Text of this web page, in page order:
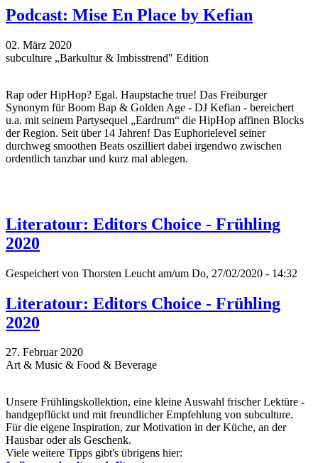
Podcast: Mise En Place by Kefian
02. März 2020
subculture „Barkultur & Imbisstrend" Edition
Rap oder HipHop? Egal. Haupstache true! Das Freiburger
Synonym für Boom Bap & Golden Age - DJ Kefian - bereichert
u.a. mit seinem Partysequel „Eardrum“ die HipHop affinen Blocks
der Region. Seit über 14 Jahren! Das Euphorielevel seiner
durchweg smoothen Beats oszilliert dabei irgendwo zwischen
ordentlich tanzbar und kurz mal ablegen.
Literatour: Editors Choice - Frühling
2020
Gespeichert von Thorsten Leucht am/um Do, 27/02/2020 - 14:32
Literatour: Editors Choice - Frühling
2020
27. Februar 2020
Art & Music & Food & Beverage
Unsere Frühlingskollektion, eine kleine Auswahl frischer Lektüre -
handgepflückt und mit freundlicher Empfehlung von subculture.
Für die eigene Inspiration, zur Motivation in der Küche, an der
Hausbar oder als Geschenk.
Viele weitere Tipps gibt's übrigens hier: